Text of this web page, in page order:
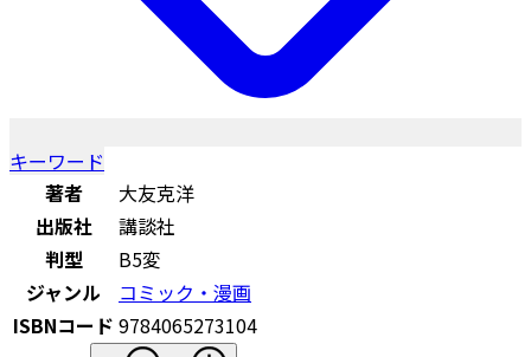
キーワード
著者
大友克洋
出版社
講談社
判型
B5変
ジャンル
コミック・漫画
ISBNコード 9784065273104